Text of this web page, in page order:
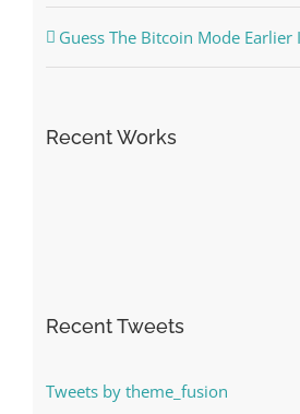
Guess The Bitcoin Mode Earlier
Recent Works
Recent Tweets
Tweets by theme_fusion